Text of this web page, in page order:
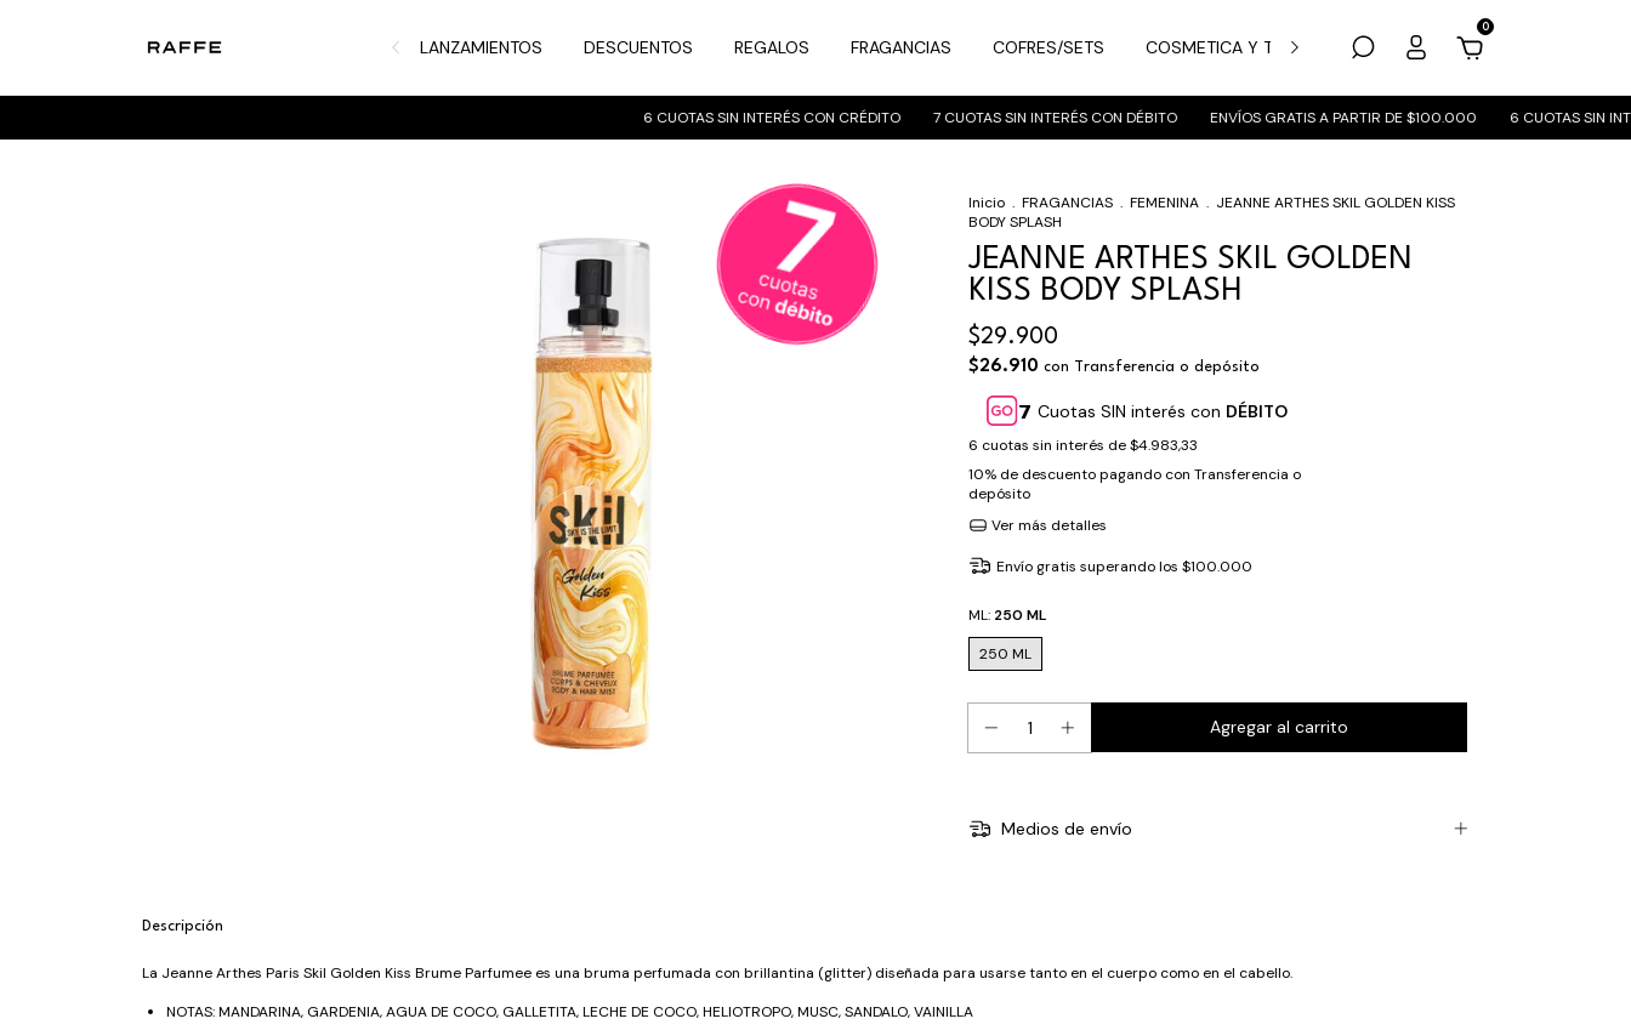
LANZAMIENTOS DESCUENTOS REGALOS FRAGANCIAS COFRES/SETS COSMETICA Y TRATAMIENTO MARCAS
0
6 CUOTAS SIN INTERÉS CON CRÉDITO 7 CUOTAS SIN INTERÉS CON DÉBITO ENVÍOS GRATIS A PARTIR DE $100.000 6 CUOTAS SIN
Inicio . FRAGANCIAS . FEMENINA . JEANNE ARTHES SKIL GOLDEN KISS
BODY SPLASH
JEANNE ARTHES SKIL GOLDEN
KISS BODY SPLASH
$29.900
$26.910 con Transferencia o depósito
Cuotas SIN interés con DÉBITO
6 cuotas sin interés de$4.983,33
10% de descuentopagando con Transferencia o
depósito
Ver más detalles
Envío gratis superando los $100.000
ML: 250 ML
250 ML
Medios de envío
Descripción
La Jeanne Arthes Paris Skil Golden Kiss Brume Parfumee es una bruma perfumada con brillantina (glitter) diseñada para usarse tanto en el cuerpo como en el cabello.
NOTAS: MANDARINA, GARDENIA, AGUA DE COCO, GALLETITA, LECHE DE COCO, HELIOTROPO, MUSC, SANDALO, VAINILLA